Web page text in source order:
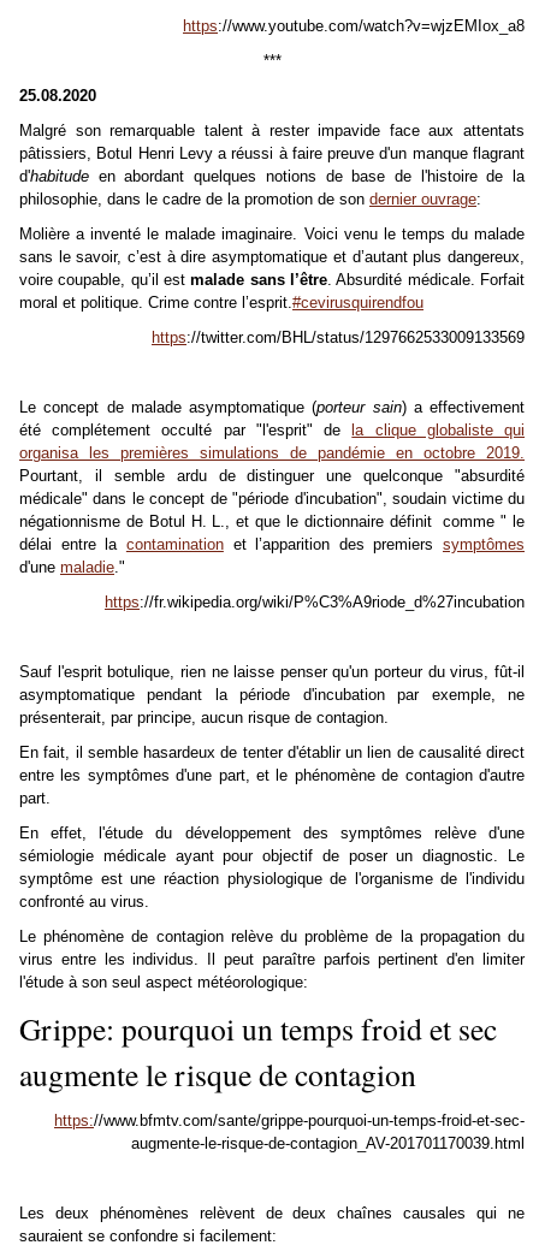
https://www.youtube.com/watch?v=wjzEMIox_a8
***
25.08.2020
Malgré son remarquable talent à rester impavide face aux attentats
pâtissiers, Botul Henri Levy a réussi à faire preuve d'un manque flagrant
d'habitude en abordant quelques notions de base de l'histoire de la
philosophie, dans le cadre de la promotion de son dernier ouvrage:
Molière a inventé le malade imaginaire. Voici venu le temps du malade
sans le savoir, c’est à dire asymptomatique et d’autant plus dangereux,
voire coupable, qu’il estmalade sans l’être. Absurdité médicale. Forfait
moral et politique. Crime contre l’esprit.#cevirusquirendfou
https://twitter.com/BHL/status/1297662533009133569
Le concept de malade asymptomatique (porteur sain) a effectivement
été complétement occulté par "l'esprit" de
la clique globaliste qui
organisa les premières simulations de pandémie en octobre 2019.
Pourtant, il semble ardu de distinguer une quelconque "absurdité
médicale" dans le concept de "période d'incubation", soudain victime du
négationnisme de Botul H. L., et que le dictionnaire définit comme " le
délai entre la contaminationet l’apparition des premiers symptômes
d'une maladie."
https://fr.wikipedia.org/wiki/P%C3%A9riode_d%27incubation
Sauf l'esprit botulique, rien ne laisse penser qu'un porteur du virus, fût-il
asymptomatique pendant la période d'incubation par exemple, ne
présenterait, par principe, aucun risque de contagion.
En fait, il semble hasardeux de tenter d'établir un lien de causalité direct
entre les symptômes d'une part, et le phénomène de contagion d'autre
part.
En effet, l'étude du développement des symptômes relève d'une
sémiologie médicale ayant pour objectif de poser un diagnostic. Le
symptôme est une réaction physiologique de l'organisme de l'individu
confronté au virus.
Le phénomène de contagion relève du problème de la propagation du
virus entre les individus. Il peut paraître parfois pertinent d'en limiter
l'étude à son seul aspect météorologique:
Grippe: pourquoi un temps froid et sec
augmente le risque de contagion
https://www.bfmtv.com/sante/grippe-pourquoi-un-temps-froid-et-sec-
augmente-le-risque-de-contagion_AV-201701170039.html
Les deux phénomènes relèvent de deux chaînes causales qui ne
sauraient se confondre si facilement: